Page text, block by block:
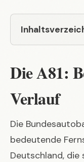
Die A81:
Verlauf
Die
bedeutende
Deutschland,